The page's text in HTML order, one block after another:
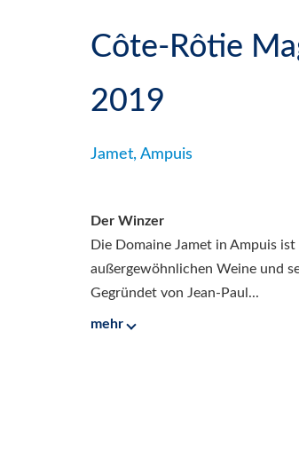
Côte-Rôtie
2019
Jamet, Ampuis
Der Winzer
Die Domaine Jamet in Ampuis
außergewöhnlichen Weine und
Gegründet von Jean-Paul...
mehr